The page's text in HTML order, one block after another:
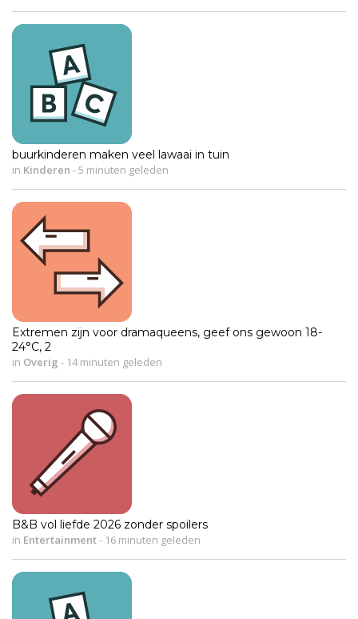
buurkinderen maken veel lawaai in tuin
in Kinderen -5 minuten geleden
Extremen zijn voor dramaqueens, geef ons gewoon 18-
24°C, 2
in Overig - 14 minuten geleden
B&B vol liefde 2026 zonder spoilers
in Entertainment- 16 minuten geleden